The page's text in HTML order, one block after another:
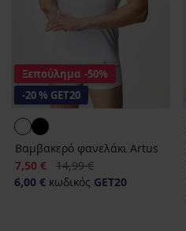
Ξεπούλημα -50%
-20 % GET20
Βαμβακερό φανελάκι Artus
Έκπτωση
7,50 € Αρχική τιμή
14,99 €
6,00 € κωδικός GET20